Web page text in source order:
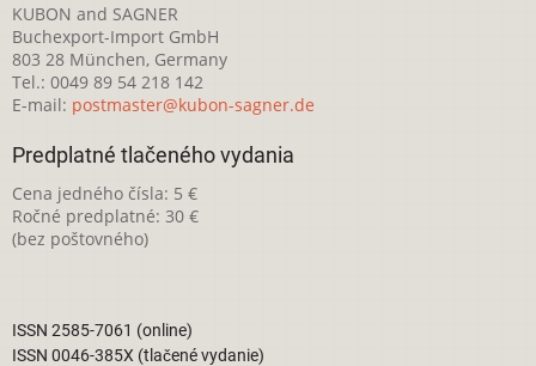
KUBON and SAGNER
Buchexport-Import GmbH
803 28 München, Germany
Tel.: 0049 89 54 218 142
E-mail: postmaster@kubon-sagner.de
Predplatné tlačeného vydania
Cena jedného čísla: 5 €
Ročné predplatné: 30 €
(bez poštovného)
ISSN 2585-7061 (online)
ISSN 0046-385X (tlačené vydanie)